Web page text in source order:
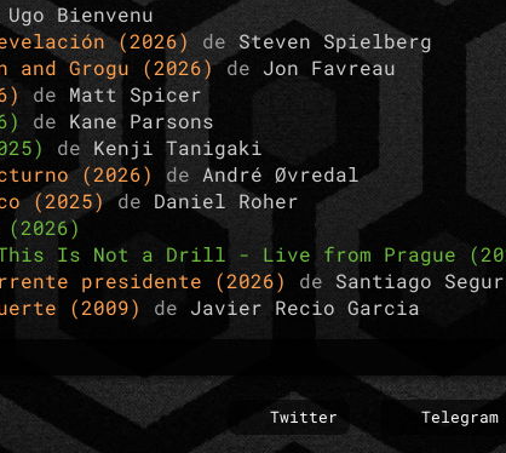
Ugo Bienvenu
(2026) de Steven Spielberg
and Grogu (2026)de Jon Favreau
de Matt Spicer
de Kane Parsons
de Kenji Tanigaki
(2026) de André Øvredal
(2025)de Daniel Roher
(2026)
This Is Not a Drill - Live from Prague
presidente (2026) de Santiago
(2009) de Javier Recio Garcia
Twitter Telegram